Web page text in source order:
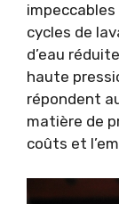
impeccables
cycles de
d’eau
haute
répondent
matière de
coûts et